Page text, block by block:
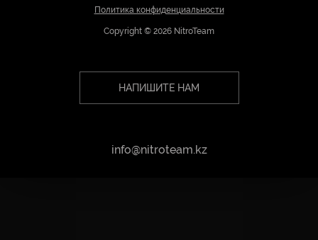
Политика конфиденциальности
Copyright © 2026 NitroTeam
НАПИШИТЕ НАМ
info@nitroteam.kz